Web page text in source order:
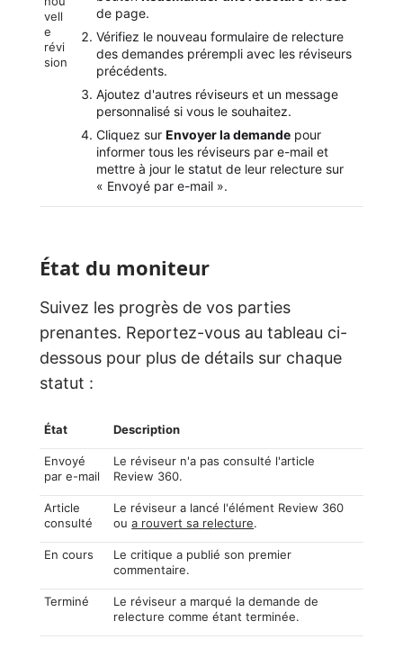
vell
e
révi
sion
de page.
Vérifiez le nouveau formulaire de relecture
des demandes prérempli avec les réviseurs
précédents.
Ajoutez d'autres réviseurs et un message
personnalisé si vous le souhaitez.
Cliquez surEnvoyer la demande pour
informer tous les réviseurs par e-mail et
mettre à jour le statut de leur relecture sur
« Envoyé par e-mail ».
État du moniteur
Suivez les progrès de vos parties
prenantes. Reportez-vous au tableau ci-
dessous pour plus de détails sur chaque
statut :
État Description
Envoyé
par e-mail
Le réviseur n'a pas consulté l'article
Review 360.
Article
consulté
Le réviseur a lancé l'élément Review 360
oua rouvert sa relecture.
En cours
Le critique a publié son premier
commentaire.
Terminé
Le réviseur a marqué la demande de
relecture comme étant terminée.